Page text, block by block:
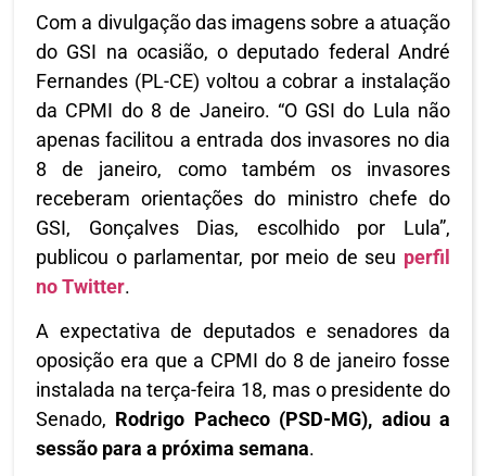
Com a divulgação das imagens sobre a atuação
do GSI na ocasião, o deputado federal André
Fernandes (PL-CE) voltou a cobrar a instalação
da CPMI do 8 de Janeiro. “O GSI do Lula não
apenas facilitou a entrada dos invasores no dia
8 de janeiro, como também os invasores
receberam orientações do ministro chefe do
GSI, Gonçalves Dias, escolhido por Lula”,
publicou o parlamentar, por meio de seu perfil
no Twitter.
A expectativa de deputados e senadores da
oposição era que a CPMI do 8 de janeiro fosse
instalada na terça-feira 18, mas o presidente do
Senado, Rodrigo Pacheco (PSD-MG), adiou a
sessão para a próxima semana.